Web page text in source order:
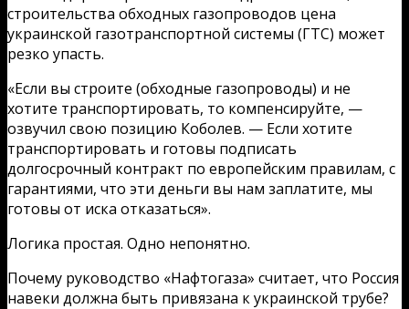
строительства обходных газопроводов цена
украинской газотранспортной системы (ГТС) может
резко упасть.
«Если вы строите (обходные газопроводы) и не
хотите транспортировать, то компенсируйте, —
озвучил свою позицию Коболев. — Если хотите
транспортировать и готовы подписать
долгосрочный контракт по европейским правилам, с
гарантиями, что эти деньги вы нам заплатите, мы
готовы от иска отказаться».
Логика простая. Одно непонятно.
Почему руководство «Нафтогаза» считает, что Россия
навеки должна быть привязана к украинской трубе?